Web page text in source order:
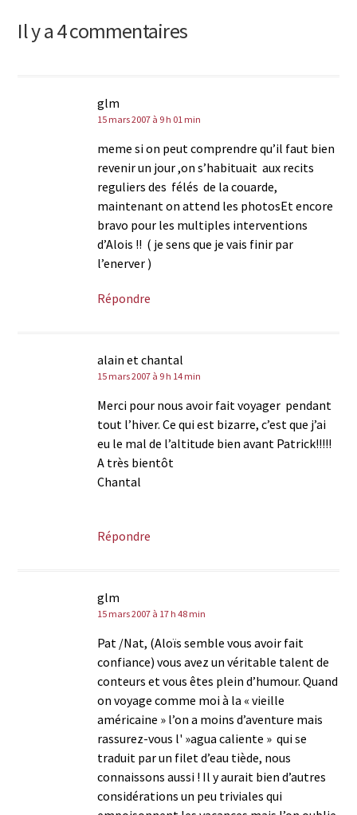
Il y a 4 commentaires
glm
15 mars 2007 à 9 h 01 min
meme si on peut comprendre qu’il faut bien
revenir un jour ,on s’habituait aux recits
reguliers des félés de la couarde,
maintenant on attend les photosEt encore
bravo pour les multiples interventions
d’Alois !! ( je sens que je vais finir par
l’enerver )
Répondre
alain et chantal
15 mars 2007 à 9 h 14 min
Merci pour nous avoir fait voyager pendant
tout l’hiver. Ce qui est bizarre, c’est que j’ai
eu le mal de l’altitude bien avant Patrick!!!!!
A très bientôt
Chantal
Répondre
glm
15 mars 2007 à 17 h 48 min
Pat /Nat, (Aloïs semble vous avoir fait
confiance) vous avez un véritable talent de
conteurs et vous êtes plein d’humour. Quand
on voyage comme moi à la « vieille
américaine » l’on a moins d’aventure mais
rassurez-vous l' »agua caliente » qui se
traduit par un filet d’eau tiède, nous
connaissons aussi ! Il y aurait bien d’autres
considérations un peu triviales qui